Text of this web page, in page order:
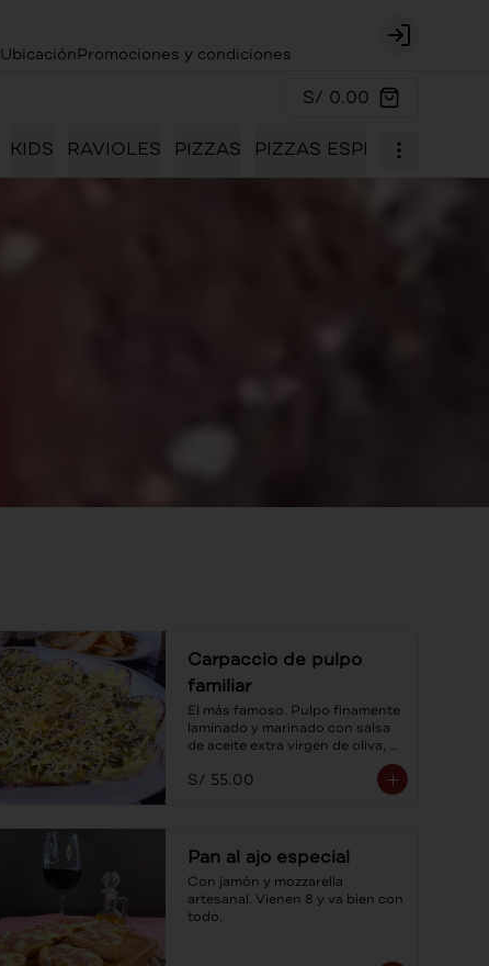
UbicaciónPromociones y condiciones Login
S/ 0.00
KIDS RAVIOLES PIZZAS PIZZAS ESPECIALES
Carpaccio de pulpo
familiar
El más famoso. Pulpo finamente
laminado y marinado con salsa
de aceite extra virgen de oliva,
alcaparras y sus tostaditas! Para
compartir.
S/ 55.00
Pan al ajo especial
Con jamón y mozzarella
artesanal. Vienen 8 y va bien con
todo.